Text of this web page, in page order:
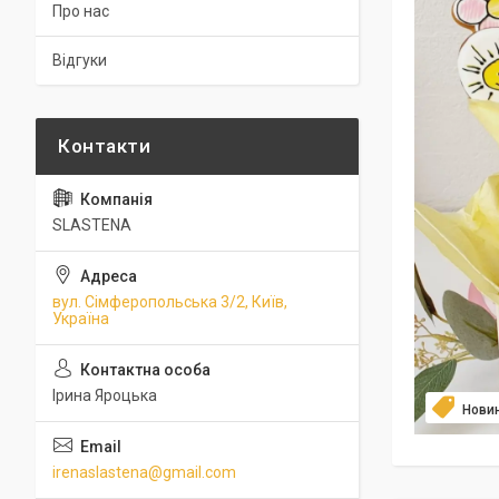
Про нас
Відгуки
SLASTENA
вул. Сімферопольська 3/2, Київ,
Україна
Ірина Яроцька
irenaslastena@gmail.com